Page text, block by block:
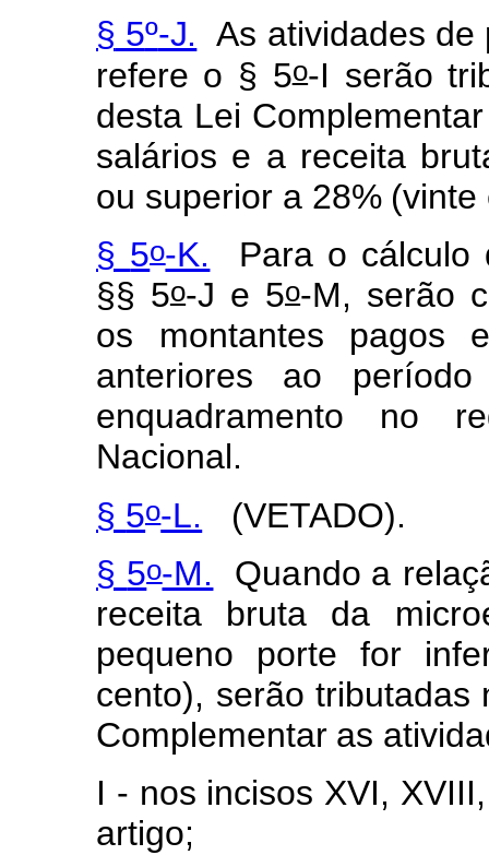
§ 5º-J. As atividades de
refere o § 5o-I serão tri
desta Lei Complementar
salários e a receita
ou superior a 28% (vinte
§ 5o-K. Para o cálculo
§§ 5o-J e 5o-M, serão
os
montantes pagos
anteriores ao período
enquadramento no r
Nacional.
§ 5o-L.
(VETADO).
§ 5o-M. Quando a rela
receita
bruta da micro
pequeno porte for inf
cento), serão tributadas
Complementar as a
I - nos incisos XVI,
artigo;